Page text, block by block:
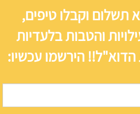
תשלום וקבלו טיפים,
והטבות בלעדיות
הדוא"ל!! הירשמו עכשיו: